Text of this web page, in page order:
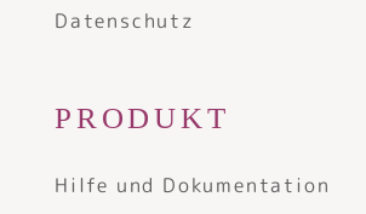
Datenschutz
PRODUKT
Hilfe und Dokumentation